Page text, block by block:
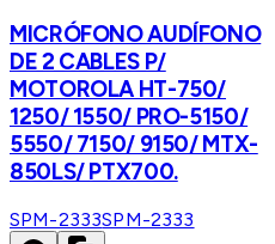
MICRÓFONO AUDÍFONO
DE 2 CABLES P/
MOTOROLA HT-750/
1250/ 1550/ PRO-5150/
5550/ 7150/ 9150/ MTX-
850LS/ PTX700.
SPM-2333SPM-2333